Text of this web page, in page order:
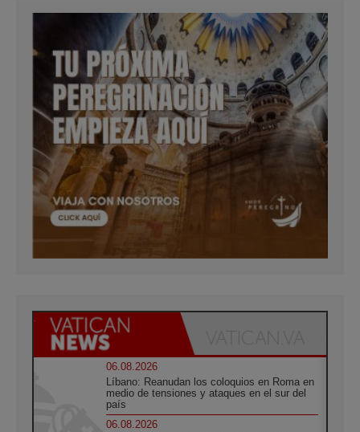
06.08.2026
Líbano: Reanudan los coloquios en Roma en
medio de tensiones y ataques en el sur del
país
06.08.2026